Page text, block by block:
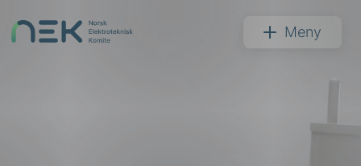
innhold
NEK Meny